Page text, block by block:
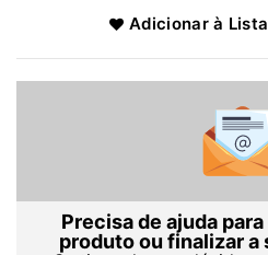
Adicionar à
Precisa de ajuda
produto ou finalizar a